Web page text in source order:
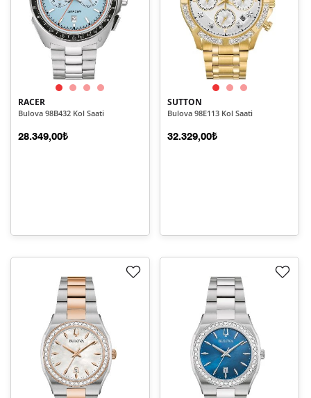
RACER
Bulova 98B432 Kol Saati
28.349,00₺
SUTTON
Bulova 98E113 Kol Saati
32.329,00₺